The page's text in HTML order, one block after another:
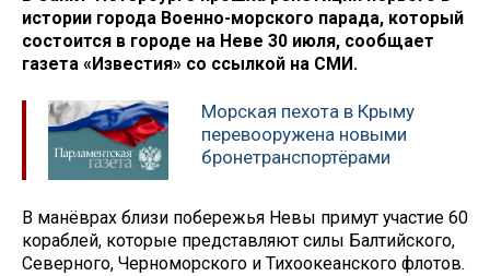
истории города Военно-морского парада, который
состоится в городе на Неве 30 июля, сообщает
газета «Известия» со ссылкой на СМИ.
Морская пехота в Крыму
перевооружена новыми
бронетранспортёрами
В манёврах близи побережья Невы примут участие 60
кораблей, которые представляют силы Балтийского,
Северного, Черноморского и Тихоокеанского флотов.